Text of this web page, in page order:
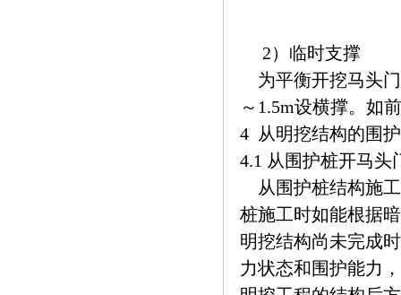
2）临时支撑
为平衡开挖马头
～1.5m设横撑。如
4 从明挖结构的围
4.1 从围护桩开马头
从围护桩结构施
桩施工时如能根据
明挖结构尚未完成
力状态和围护能力